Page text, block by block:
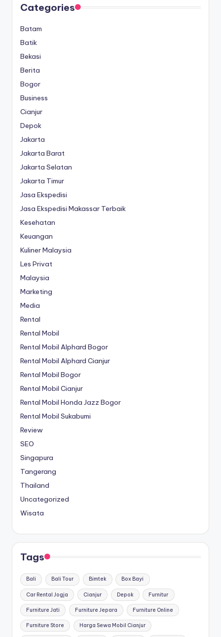
Categories
Batam
Batik
Bekasi
Berita
Bogor
Business
Cianjur
Depok
Jakarta
Jakarta Barat
Jakarta Selatan
Jakarta Timur
Jasa Ekspedisi
Jasa Ekspedisi Makassar Terbaik
Kesehatan
Keuangan
Kuliner Malaysia
Les Privat
Malaysia
Marketing
Media
Rental
Rental Mobil
Rental Mobil Alphard Bogor
Rental Mobil Alphard Cianjur
Rental Mobil Bogor
Rental Mobil Cianjur
Rental Mobil Honda Jazz Bogor
Rental Mobil Sukabumi
Review
SEO
Singapura
Tangerang
Thailand
Uncategorized
Wisata
Tags
Bali Bali Tour Bimtek Box Bayi
Car Rental Jogja Cianjur Depok Furnitur
Furniture Jati Furniture Jepara Furniture Online
Furniture Store Harga Sewa Mobil Cianjur